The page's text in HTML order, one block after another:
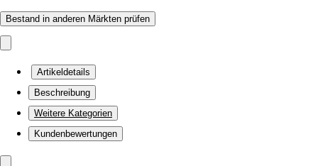
Bestand in anderen Märkten prüfen
Artikeldetails
Beschreibung
Weitere Kategorien
Kundenbewertungen